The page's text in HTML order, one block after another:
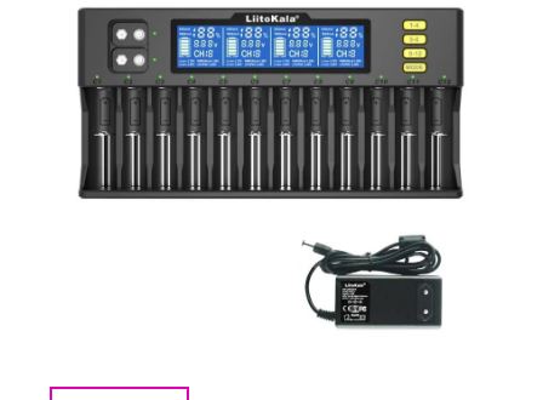
ОБОРУДОВАНИЕ
(CMM) СВЯЗЬ И
TIMECODE
ЭЛЕКТРОПИТАНИЕ
(DAT) НОСИТЕЛИ
ИНФОРМАЦИИ